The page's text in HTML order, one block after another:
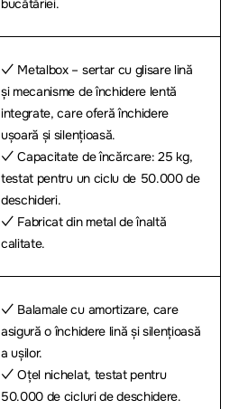
bucătăriei.
✓ Metalbox – sertar cu glisare lină
și mecanisme de închidere lentă
integrate, care oferă închidere
ușoară și silențioasă.
✓ Capacitate de încărcare: 25 kg,
testat pentru un ciclu de 50.000 de
deschideri.
✓ Fabricat din metal de înaltă
calitate.
✓ Balamale cu amortizare, care
asigură o închidere lină și silențioasă
a ușilor.
✓ Oțel nichelat, testat pentru
50.000 de cicluri de deschidere.